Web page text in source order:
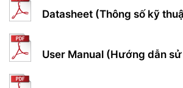
Datasheet (Thông số kỹ
User Manual (Hướng dẫn